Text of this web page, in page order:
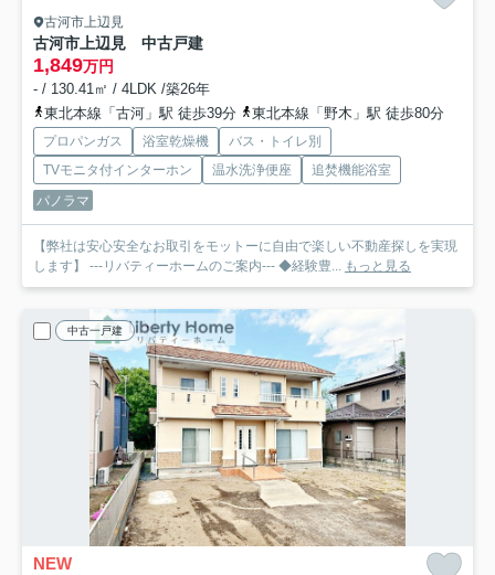
古河市上辺見
古河市上辺見 中古戸建
1,849万円
- / 130.41㎡ / 4LDK /築26年
東北本線「古河」駅 徒歩39分
東北本線「野木」駅 徒歩80分
プロパンガス 浴室乾燥機
バス・トイレ別
TVモニタ付インターホン
温水洗浄便座
追焚機能浴室
パノラマ
【弊社は安心安全なお取引をモットーに自由で楽しい不動産探しを実現
します】 ---リバティーホームのご案内--- ◆経験豊... もっと見る
中古一戸建
NEW